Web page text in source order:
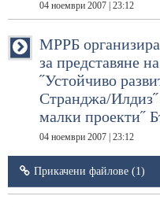
04 ноември 2007 | 23:12
МРРБ
за представяне
˝Устойчиво
Странджа/
малки проекти˝
04 ноември 2007 | 23:12
Прикачени файлове (1)